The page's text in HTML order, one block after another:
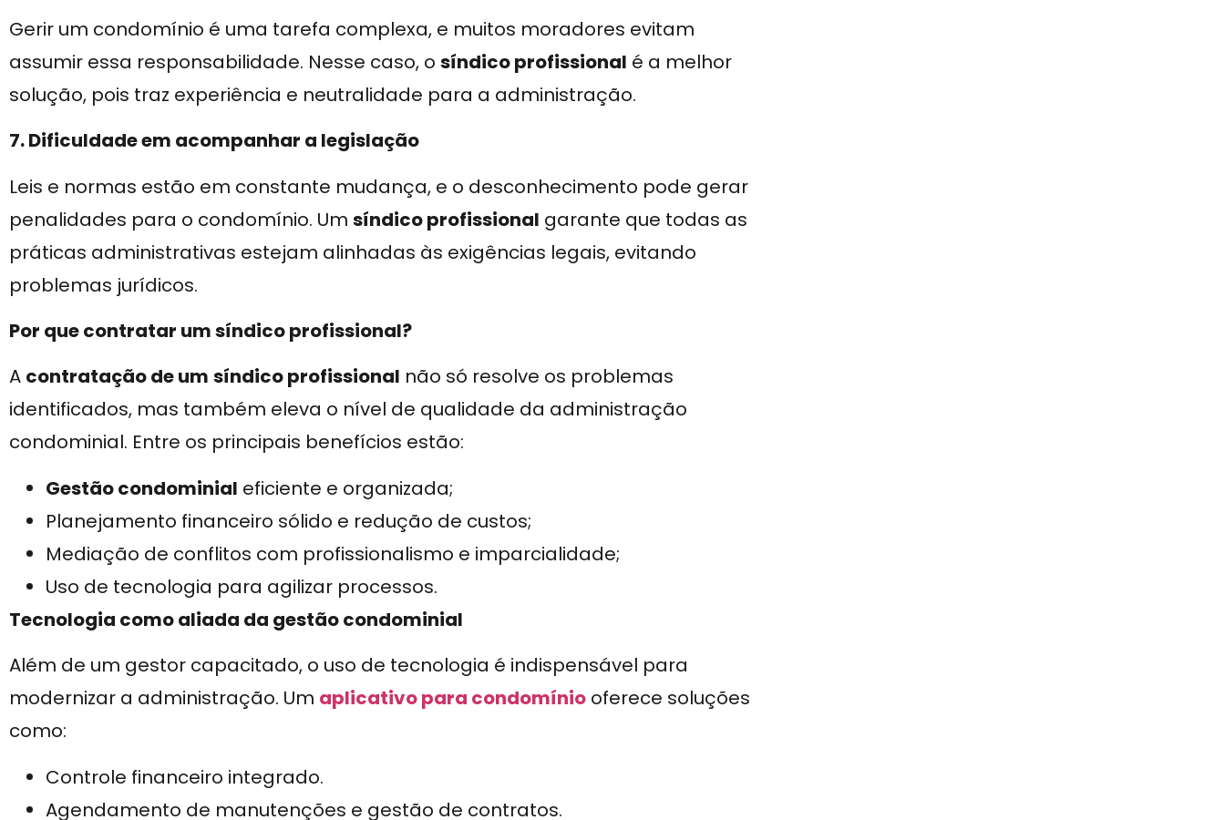
Gerir um condomínio é uma tarefa complexa, e muitos moradores evitam
assumir essa responsabilidade. Nesse caso, o síndico profissional é a melhor
solução, pois traz experiência e neutralidade para a administração.
7. Dificuldade em acompanhar a legislação
Leis e normas estão em constante mudança, e o desconhecimento pode gerar
penalidades para o condomínio. Um síndico profissional garante que todas as
práticas administrativas estejam alinhadas às exigências legais, evitando
problemas jurídicos.
Por que contratar um síndico profissional?
A contratação de um síndico profissional não só resolve os problemas
identificados, mas também eleva o nível de qualidade da administração
condominial. Entre os principais benefícios estão:
Gestão condominial eficiente e organizada;
Planejamento financeiro sólido e redução de custos;
Mediação de conflitos com profissionalismo e imparcialidade;
Uso de tecnologia para agilizar processos.
Tecnologia como aliada da gestão condominial
Além de um gestor capacitado, o uso de tecnologia é indispensável para
modernizar a administração. Um aplicativo para condomínio oferece soluções
como:
Controle financeiro integrado.
Agendamento de manutenções e gestão de contratos.